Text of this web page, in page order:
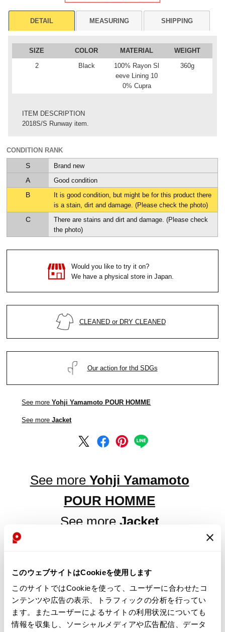
このウェブサイトはCookieを使用します
このサイトではCookieを使って、ユーザーに合わせたコ
ンテンツや広告の表示、トラフィックの分析を行ってい
ます。またユーザーによるサイトの利用状況についても
情報を収集し、ソーシャルメディアや広告配信、データ
DETAIL MEASURING SHIPPING
SIZE COLOR MATERIAL
WEIGHT
2
Black
100% Rayon Sl
eeve Lining 10
0% Cupra
360g
ITEM DESCRIPTION
2018S/S Runway item.
CONDITION RANK
S Brand new
A Good condition
B
It is good condition, but might be for this product there
is a stain, dirt and damage. (Please check the photo)
C
There are stains and dirt and damage. (Please check
the photo)
Would you like to try it on?
We have a physical store in Japan.
CLEANED or DRY CLEANED
Our action for thd SDGs
See moreYohji Yamamoto POUR HOMME
See moreJacket
See more Yohji Yamamoto
POUR HOMME
See more Jacket
LATEST YOU VIEWED